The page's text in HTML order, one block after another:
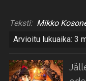
Teksti: Mikko
Arvioitu lukuaika: 3